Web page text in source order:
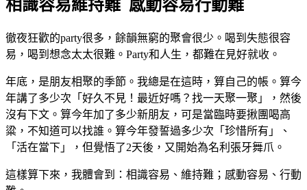
相識容易維持難 感動容易行動難
徹夜狂歡的party很多，餘韻無窮的聚會很少。喝到失態很容
易，喝到想念太太很難。Party和人生，都難在見好就收。
年底，是朋友相聚的季節。我總是在這時，算自己的帳。算今
年講了多少次「好久不見！最近好嗎？找一天聚一聚」，然後
沒有下文。算今年加了多少新朋友，可是當臨時要揪團喝高
粱，不知道可以找誰。算今年發誓過多少次「珍惜所有」、
「活在當下」，但覺悟了2天後，又開始為名利張牙舞爪。
這樣算下來，我體會到：相識容易、維持難；感動容易、行動